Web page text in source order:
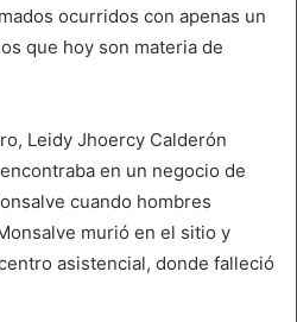
ocurridos con apenas un
que hoy son materia de
Leidy Jhoercy Calderón
en un negocio de
cuando hombres
murió en el sitio y
asistencial, donde falleció